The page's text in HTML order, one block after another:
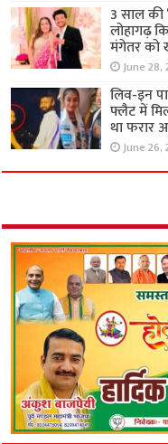
3 साल की
लोहागढ़
मंगेतर को
June 28,
लिव-इन
फ्लैट में
था फरार
June 26,